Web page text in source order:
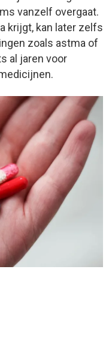
vanzelf overgaat.
krijgt, kan later zelfs
zoals astma of
al jaren voor